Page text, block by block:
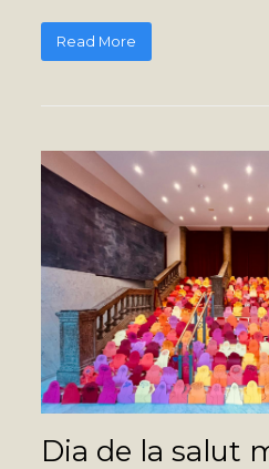
Read More
Dia de la salut